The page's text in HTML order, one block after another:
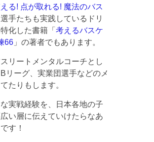
る! 点が取れる! 魔法のバス
選手たちも実践しているドリ
化した書籍「考えるバスケ
66 」の著者でもあります。
リートメンタルコーチとし
リーグ、実業団選手などのメ
たりもします。
実戦経験を、日本各地の子
い層に伝えていけたらなあ
す！